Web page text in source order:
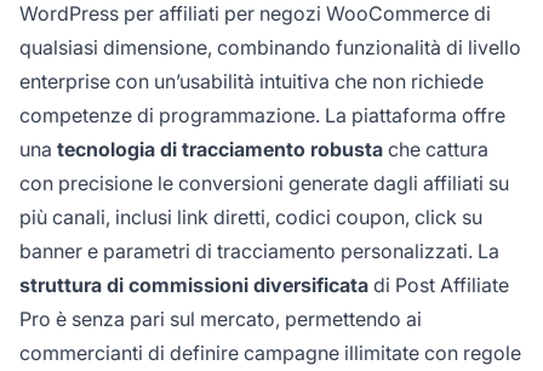
WordPress per affiliati per negozi WooCommerce di
qualsiasi dimensione, combinando funzionalità di livello
enterprise con un’usabilità intuitiva che non richiede
competenze di programmazione. La piattaforma offre
una tecnologia di tracciamento robusta che cattura
con precisione le conversioni generate dagli affiliati su
più canali, inclusi link diretti, codici coupon, click su
banner e parametri di tracciamento personalizzati. La
struttura di commissioni diversificata di Post Affiliate
Pro è senza pari sul mercato, permettendo ai
commercianti di definire campagne illimitate con regole